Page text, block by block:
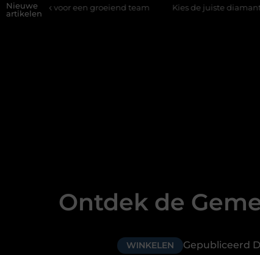
Nieuwe
artikelen
een groeiend team Kies de juiste diamantboor voor uw
Ontdek de
WINKELEN Gepubliceerd